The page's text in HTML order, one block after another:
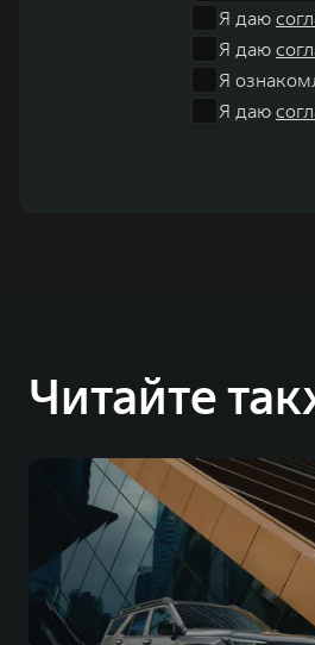
Я даю
Я даю
Я
Я даю
Читайте